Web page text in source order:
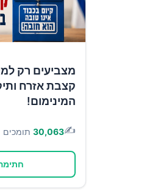
מצביעים רק
קצבת אזרח
המינימום!
✍️
30,063 תומכים